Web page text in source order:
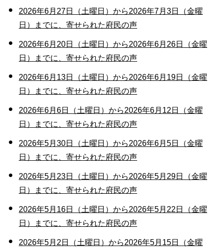
2026年6月27日（土曜日）から2026年7月3日（金曜
日）までに、寄せられた府民の声
2026年6月20日（土曜日）から2026年6月26日（金曜
日）までに、寄せられた府民の声
2026年6月13日（土曜日）から2026年6月19日（金曜
日）までに、寄せられた府民の声
2026年6月6日（土曜日）から2026年6月12日（金曜
日）までに、寄せられた府民の声
2026年5月30日（土曜日）から2026年6月5日（金曜
日）までに、寄せられた府民の声
2026年5月23日（土曜日）から2026年5月29日（金曜
日）までに、寄せられた府民の声
2026年5月16日（土曜日）から2026年5月22日（金曜
日）までに、寄せられた府民の声
2026年5月2日（土曜日）から2026年5月15日（金曜